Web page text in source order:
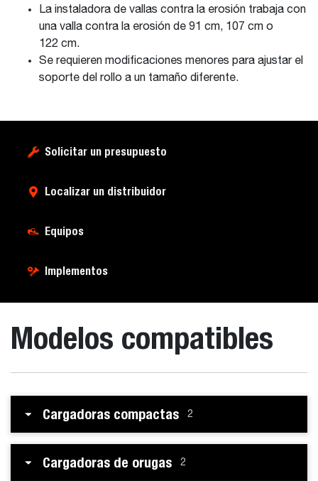
La instaladora de vallas contra la erosión trabaja con
una valla contra la erosión de 91 cm, 107 cm o
122 cm.
Se requieren modificaciones menores para ajustar el
soporte del rollo a un tamaño diferente.
Solicitar un presupuesto
Localizar un distribuidor
Equipos
Implementos
Modelos compatibles
Cargadoras compactas 2
Cargadoras de orugas 2